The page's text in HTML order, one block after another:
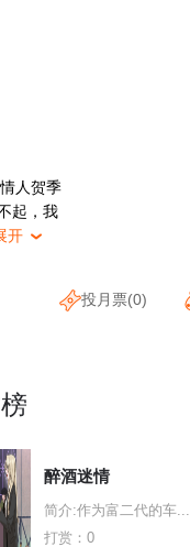
人贺季
起，我
开 
投月票(0)
醉酒迷情
简介:作为富二代的车...
打赏：0